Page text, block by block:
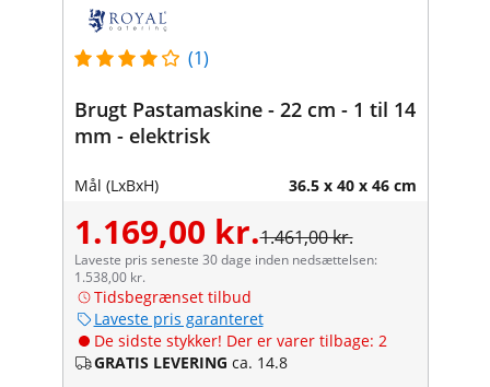
(1)
Brugt Pastamaskine - 22 cm - 1 til 14
mm - elektrisk
Mål (LxBxH) 36.5 x 40 x 46 cm
1.169,00 kr.1.461,00 kr.
Laveste pris seneste 30 dage inden nedsættelsen:
1.538,00 kr.
Tidsbegrænset tilbud
Laveste pris garanteret
De sidste stykker! Der er varer tilbage: 2
GRATIS LEVERING ca. 14.8